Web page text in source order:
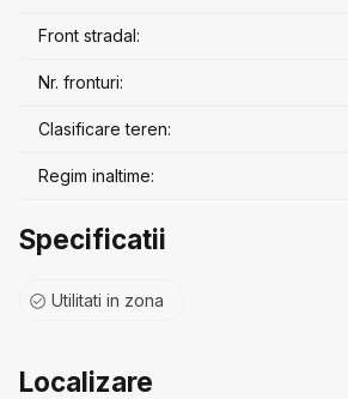
📄 Acte în regulă | Disponibil imediat
💰 125 €/mp | 0% comision
#InvestitieImobiliara
Front stradal:
Nr. fronturi:
Clasificare teren:
Regim inaltime:
Specificatii
Utilitati in zona
Localizare